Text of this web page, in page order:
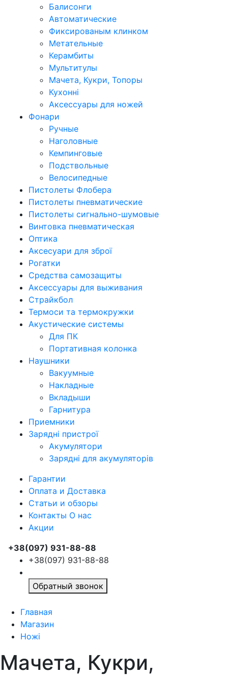
Балисонги
Автоматические
Фиксированым клинком
Метательные
Керамбиты
Мультитулы
Мачета, Кукри, Топоры
Кухонні
Аксессуары для ножей
Фонари
Ручные
Наголовные
Кемпинговые
Подствольные
Велосипедные
Пистолеты Флобера
Пистолеты пневматические
Пистолеты сигнально-шумовые
Винтовка пневматическая
Оптика
Аксесуари для зброї
Рогатки
Средства самозащиты
Аксессуары для выживания
Страйкбол
Термоси та термокружки
Акустические системы
Для ПК
Портативная колонка
Наушники
Вакуумные
Накладные
Вкладыши
Гарнитура
Приемники
Зарядні пристрої
Акумулятори
Зарядні для акумуляторів
Гарантии
Оплата и Доставка
Статьи и обзоры
Контакты О нас
Акции
+38(097) 931-88-88
+38(097) 931-88-88
Обратный звонок
Главная
Магазин
Ножі
Мачета, Кукри,